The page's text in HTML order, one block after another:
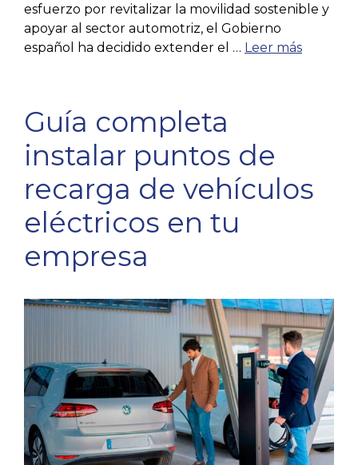
esfuerzo por revitalizar la movilidad sostenible y
apoyar al sector automotriz, el Gobierno
español ha decidido extender el … Leer más
Guía completa
instalar puntos de
recarga de vehículos
eléctricos en tu
empresa